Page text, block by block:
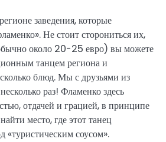
заведения, которые
Не стоит сторониться их,
около 20-25 евро) вы можете
танцем региона и
блюд. Мы с друзьями из
раз! Фламенко здесь
отдачей и грацией, в принципе
место, где этот танец
«туристическим соусом».